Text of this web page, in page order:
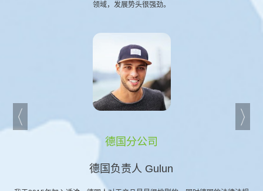
领域，发展势头很强劲。
德国分公司
德国负责人 Gulun